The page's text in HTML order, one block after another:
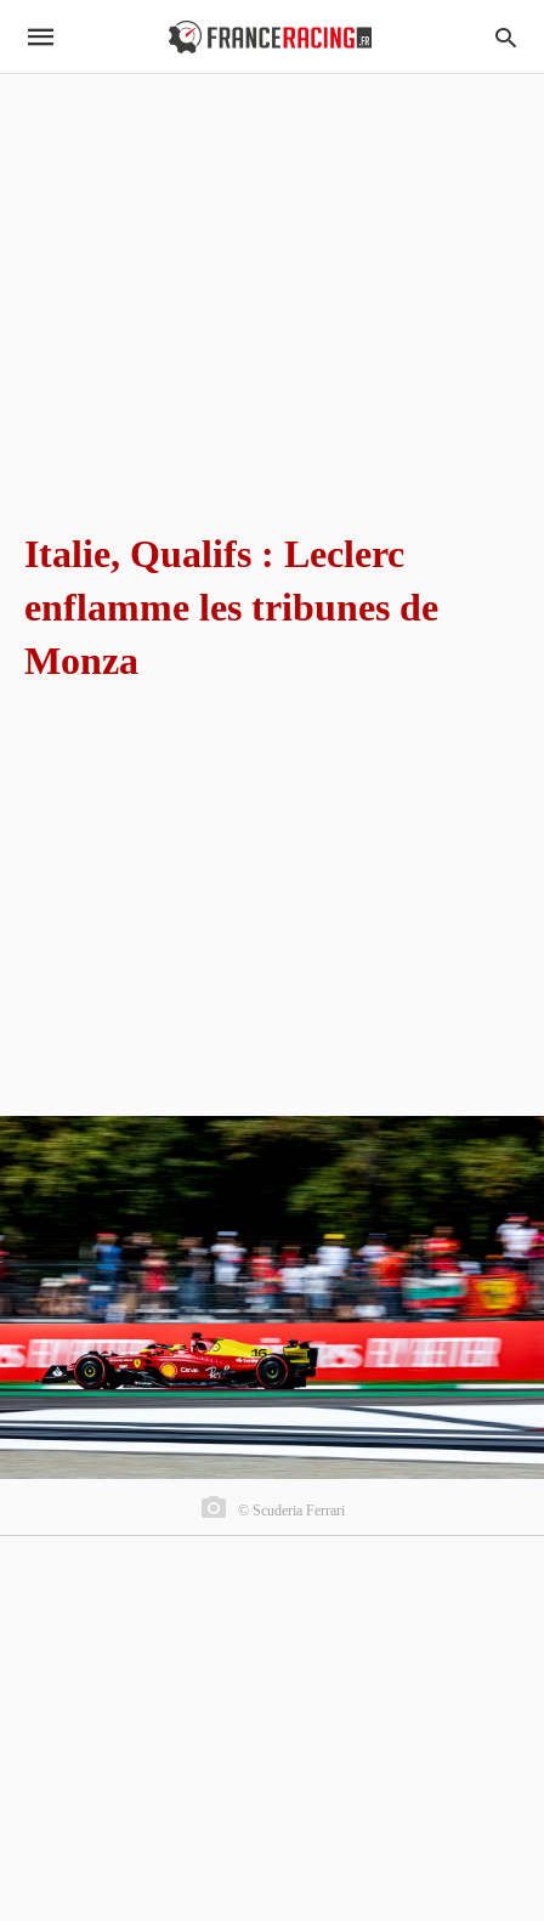
Italie, Qualifs : Leclerc
enflamme les tribunes de
Monza
© Scuderia Ferrari